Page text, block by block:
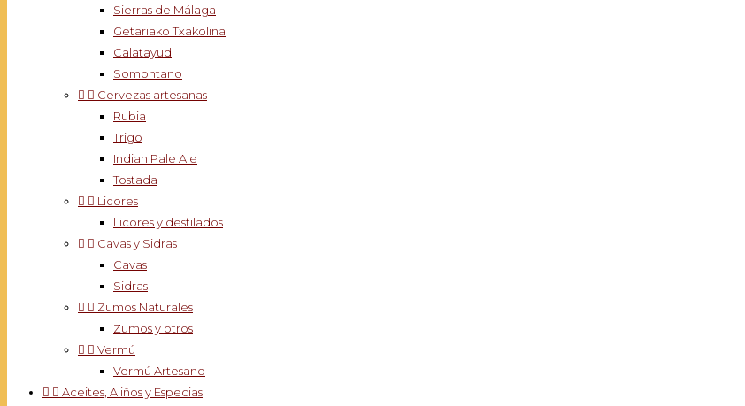
Sierras de Málaga
Getariako Txakolina
Calatayud
Somontano
  Cervezas artesanas
Rubia
Trigo
Indian Pale Ale
Tostada
  Licores
Licores y destilados
  Cavas y Sidras
Cavas
Sidras
  Zumos Naturales
Zumos y otros
  Vermú
Vermú Artesano
  Aceites, Aliños y Especias